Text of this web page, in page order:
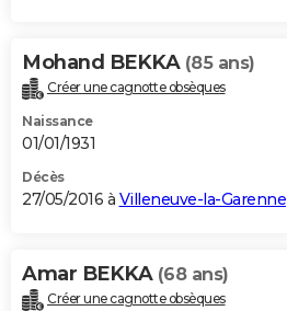
Mohand BEKKA (85 ans)
Créer une cagnotte obsèques
Naissance
01/01/1931
Décès
27/05/2016 à Villeneuve-la-Garenne
Amar BEKKA (68 ans)
Créer une cagnotte obsèques